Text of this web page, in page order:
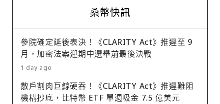
桑幣快訊
參院確定延後表決！《CLARITY Act》推遲至 9
月，加密法案迎期中選舉前最後決戰
1 day ago
散戶割肉巨鯨硬吞！《CLARITY Act》推遲難阻
機構抄底，比特幣 ETF 單週吸金 7.5 億美元